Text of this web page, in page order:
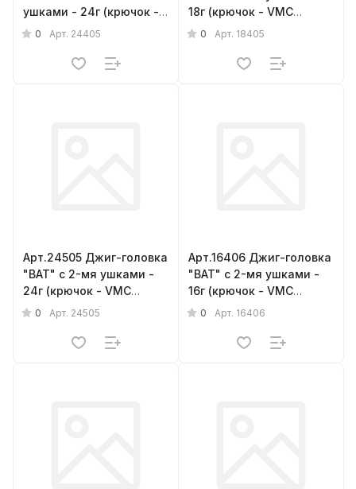
ушками - 24г (крючок -
VMC barbarian № 4/0) {
0 Арт. 24405
18г (крючок - VMC
barbarian № 4/0) { 5шт.}
0 Арт. 18405
Арт.24505 Джиг-головка
"BAT" с 2-мя ушками -
24г (крючок - VMC
barbarian № 5/0) { 5шт.}
0 Арт. 24505
Арт.16406 Джиг-головка
"BAT" с 2-мя ушками -
16г (крючок - VMC
barbarian № 4/0) { 6шт.}
0 Арт. 16406